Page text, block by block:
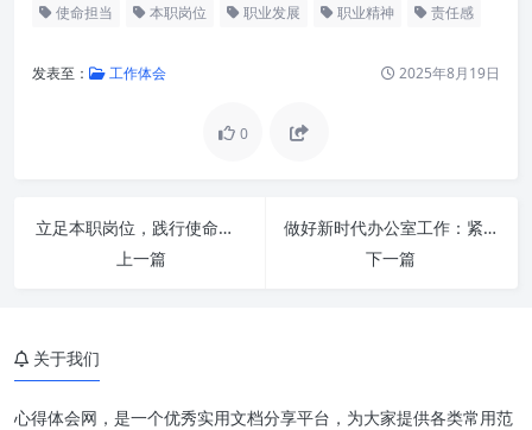
使命担当 本职岗位 职业发展 职业精神 责任感
发表至： 工作体会 2025年8月19日
0
立足本职岗位，践行使命担当：致敬平凡中的伟大与非凡
上一篇
做好新时代办公室工作：紧紧扭住“三根针”，擘画未来新篇章
下一篇
第一部分：理解“立足本职岗位”
“践行担当”有机融合
关于我们
心得体会网，是一个优秀实用文档分享平台，为大家提供各类常用范